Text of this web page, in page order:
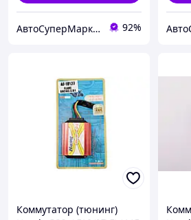
АвтоСуперМаркет 92%
Коммутатор (тюнинг)